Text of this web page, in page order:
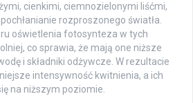
cienkimi, ciemnozielonymi liśćmi,
rozproszonego światła.
oświetlenia fotosynteza w tych
co sprawia, że mają one niższe
i składniki odżywcze. W rezultacie
intensywność kwitnienia, a ich
na niższym poziomie.